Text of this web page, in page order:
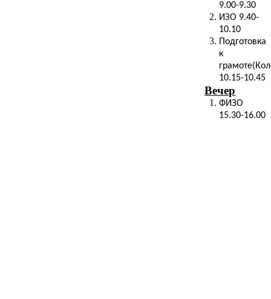
9.00-9.30
ИЗО 9.40-
10.10
Подготовка
к
10.15-10.45
Вечер
ФИЗО
15.30-16.00